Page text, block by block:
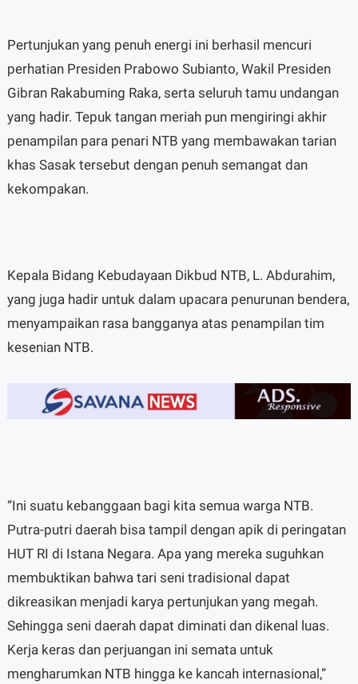
Pertunjukan yang penuh energi ini berhasil mencuri
perhatian Presiden Prabowo Subianto, Wakil Presiden
Gibran Rakabuming Raka, serta seluruh tamu undangan
yang hadir. Tepuk tangan meriah pun mengiringi akhir
penampilan para penari NTB yang membawakan tarian
khas Sasak tersebut dengan penuh semangat dan
kekompakan.
Kepala Bidang Kebudayaan Dikbud NTB, L. Abdurahim,
yang juga hadir untuk dalam upacara penurunan bendera,
menyampaikan rasa bangganya atas penampilan tim
kesenian NTB.
“Ini suatu kebanggaan bagi kita semua warga NTB.
Putra-putri daerah bisa tampil dengan apik di peringatan
HUT RI di Istana Negara. Apa yang mereka suguhkan
membuktikan bahwa tari seni tradisional dapat
dikreasikan menjadi karya pertunjukan yang megah.
Sehingga seni daerah dapat diminati dan dikenal luas.
Kerja keras dan perjuangan ini semata untuk
mengharumkan NTB hingga ke kancah internasional,”